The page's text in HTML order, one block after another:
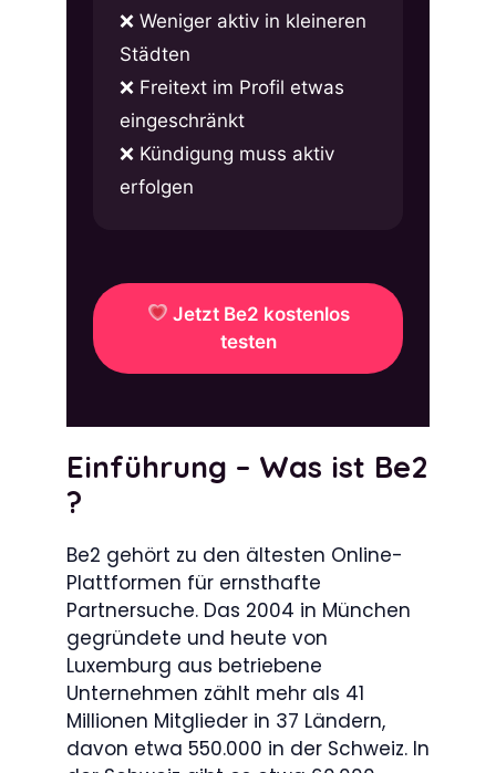
Weniger aktiv in kleineren
Städten
Freitext im Profil etwas
eingeschränkt
Kündigung muss aktiv
erfolgen
Jetzt Be2 kostenlos
testen
Einführung – Was ist Be2
?
Be2 gehört zu den ältesten Online-
Plattformen für ernsthafte
Partnersuche. Das 2004 in München
gegründete und heute von
Luxemburg aus betriebene
Unternehmen zählt mehr als 41
Millionen Mitglieder in 37 Ländern,
davon etwa 550.000 in der Schweiz. In